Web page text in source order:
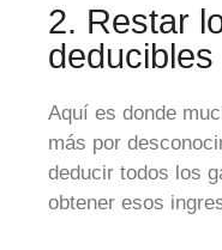
2. Restar
deducibles
Aquí es donde
más por
deducir todos los
obtener esos